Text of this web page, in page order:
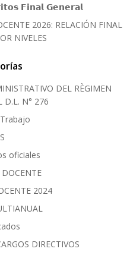
𝗙𝗶𝗻𝗮𝗹 𝗚𝗲𝗻𝗲𝗿𝗮𝗹
2026: RELACIÓN FINAL
NIVELES
DEL RÈGIMEN
D.L. N° 276
oficiales
2024
DIRECTIVOS